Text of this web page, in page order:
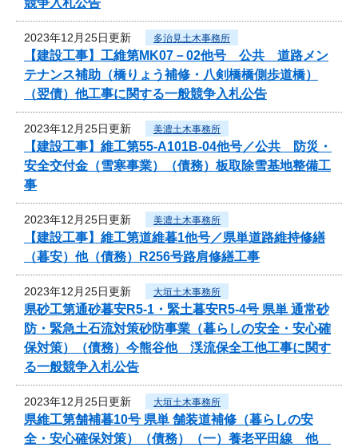
2023年12月25日更新 多治見土木事務所
【建設工事】工維第MK07－02他号 公共 道路メン
テナンス補助（橋りょう補修・八剣橋橋側歩道橋）
（翌債）他工事に関する一般競争入札公告
2023年12月25日更新 美濃土木事務所
【建設工事】維工第55-A101B-04他号／公共 防災・
安全交付金（雪寒事業）（債務）板取除雪基地整備工
事
2023年12月25日更新 美濃土木事務所
【建設工事】維工第道維暮1他号／県単道路維持修繕
（暮安）他（債務）R256号路肩修繕工事
2023年12月25日更新 大垣土木事務所
県砂工第通砂暮安R5-1・緊土暮安R5-4号 県単 通常砂
防・緊急土石流対策砂防事業（暮らしの安全・安心確
保対策）（債務）今熊谷他 渓流保全工他工事に関す
る一般競争入札公告
2023年12月25日更新 大垣土木事務所
県維工第舗補暮10号 県単 舗装道補修（暮らしの安
全・安心確保対策）（債務）（一）養老平田線 他